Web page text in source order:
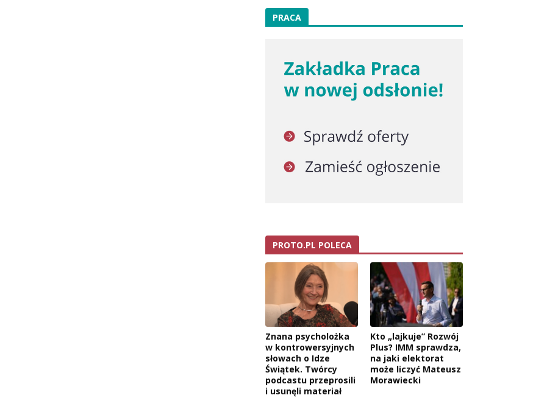
PRACA
PROTO.PL POLECA
Znana psycholożka
w kontrowersyjnych
słowach o Idze
Świątek. Twórcy
podcastu przeprosili
i usunęli materiał
Kto „lajkuje” Rozwój
Plus? IMM sprawdza,
na jaki elektorat
może liczyć Mateusz
Morawiecki